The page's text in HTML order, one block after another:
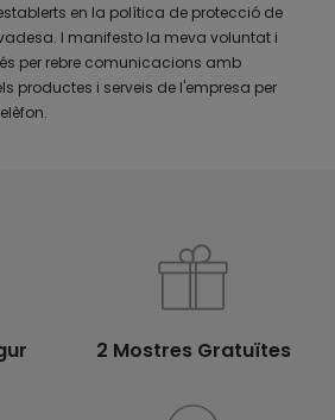
en la política de protecció de
I manifesto la meva voluntat i
per rebre comunicacions amb
productes i serveis de l'empresa per
2 Mostres Gratuïtes